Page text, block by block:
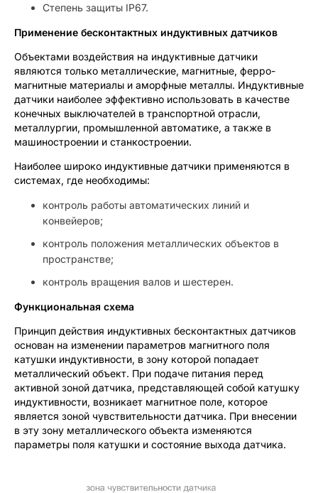
Степень защиты IP67.
Применение бесконтактных индуктивных датчиков
Объектами воздействия на индуктивные датчики
являются только металлические, магнитные, ферро-
магнитные материалы и аморфные металлы. Индуктивные
датчики наиболее эффективно использовать в качестве
конечных выключателей в транспортной отрасли,
металлургии, промышленной автоматике, а также в
машиностроении и станкостроении.
Наиболее широко индуктивные датчики применяются в
системах, где необходимы:
контроль работы автоматических линий и
конвейеров;
контроль положения металлических объектов в
пространстве;
контроль вращения валов и шестерен.
Функциональная схема
Принцип действия индуктивных бесконтактных датчиков
основан на изменении параметров магнитного поля
катушки индуктивности, в зону которой попадает
металлический объект. При подаче питания перед
активной зоной датчика, представляющей собой катушку
индуктивности, возникает магнитное поле, которое
является зоной чувствительности датчика. При внесении
в эту зону металлического объекта изменяются
параметры поля катушки и состояние выхода датчика.